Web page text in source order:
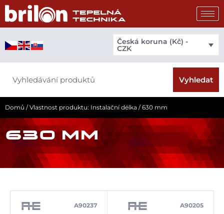
Přeskočit
obsah
Česká koruna (Kč) -
CZK
Vyhledat
Domů / Vlastnost produktu: Instalační délka / 630 mm
630 MM
A90237 A90205